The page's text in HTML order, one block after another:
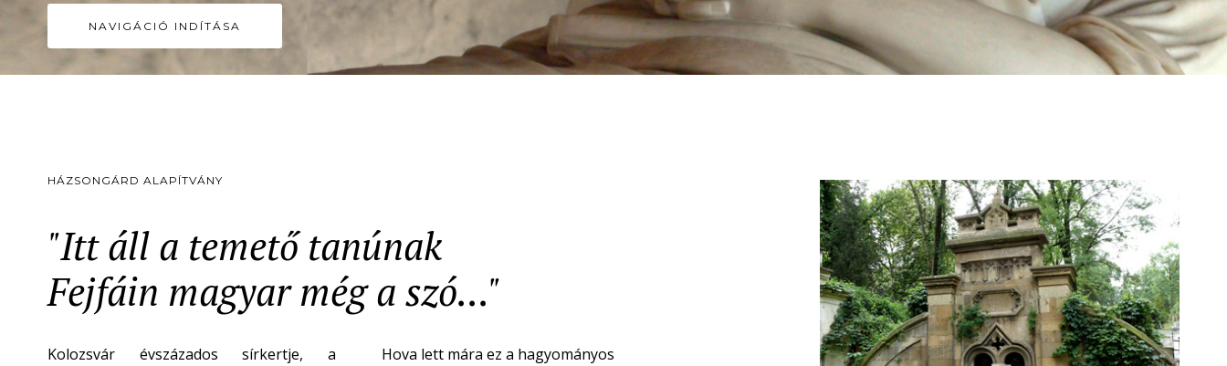
NAVIGÁCIÓ INDÍTÁSA
HÁZSONGÁRD ALAPÍTVÁNY
"Itt áll a temető tanúnak
Fejfáin magyar még a szó..."
Kolozsvár évszázados sírkertje, a
Hova lett mára ez a hagyományos